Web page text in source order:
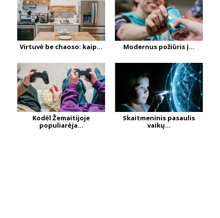
Virtuvė be chaoso: kaip... Modernus požiūris į...
Kodėl Žemaitijoje
populiarėja...
Skaitmeninis pasaulis
vaikų...